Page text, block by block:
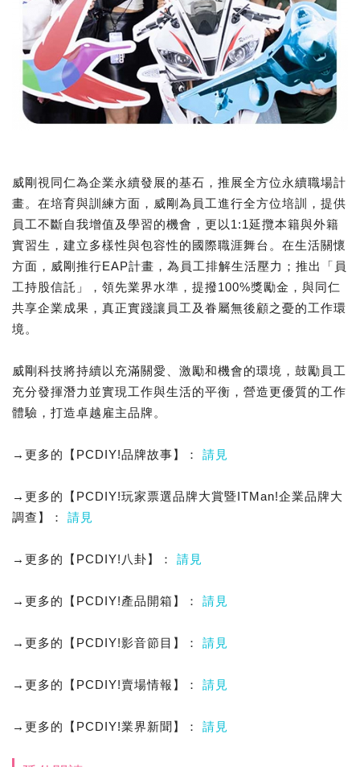
威剛視同仁為企業永續發展的基石，推展全方位永續職場計
畫。在培育與訓練方面，威剛為員工進行全方位培訓，提供
員工不斷自我增值及學習的機會，更以1:1延攬本籍與外籍
實習生，建立多樣性與包容性的國際職涯舞台。在生活關懷
方面，威剛推行EAP計畫，為員工排解生活壓力；推出「員
工持股信託」，領先業界水準，提撥100%獎勵金，與同仁
共享企業成果，真正實踐讓員工及眷屬無後顧之憂的工作環
境。
威剛科技將持續以充滿關愛、激勵和機會的環境，鼓勵員工
充分發揮潛力並實現工作與生活的平衡，營造更優質的工作
體驗，打造卓越雇主品牌。
→更多的【PCDIY!品牌故事】： 請見
→更多的【PCDIY!玩家票選品牌大賞暨ITMan!企業品牌大
調查】： 請見
→更多的【PCDIY!八卦】： 請見
→更多的【PCDIY!產品開箱】： 請見
→更多的【PCDIY!影音節目】： 請見
→更多的【PCDIY!賣場情報】： 請見
→更多的【PCDIY!業界新聞】： 請見